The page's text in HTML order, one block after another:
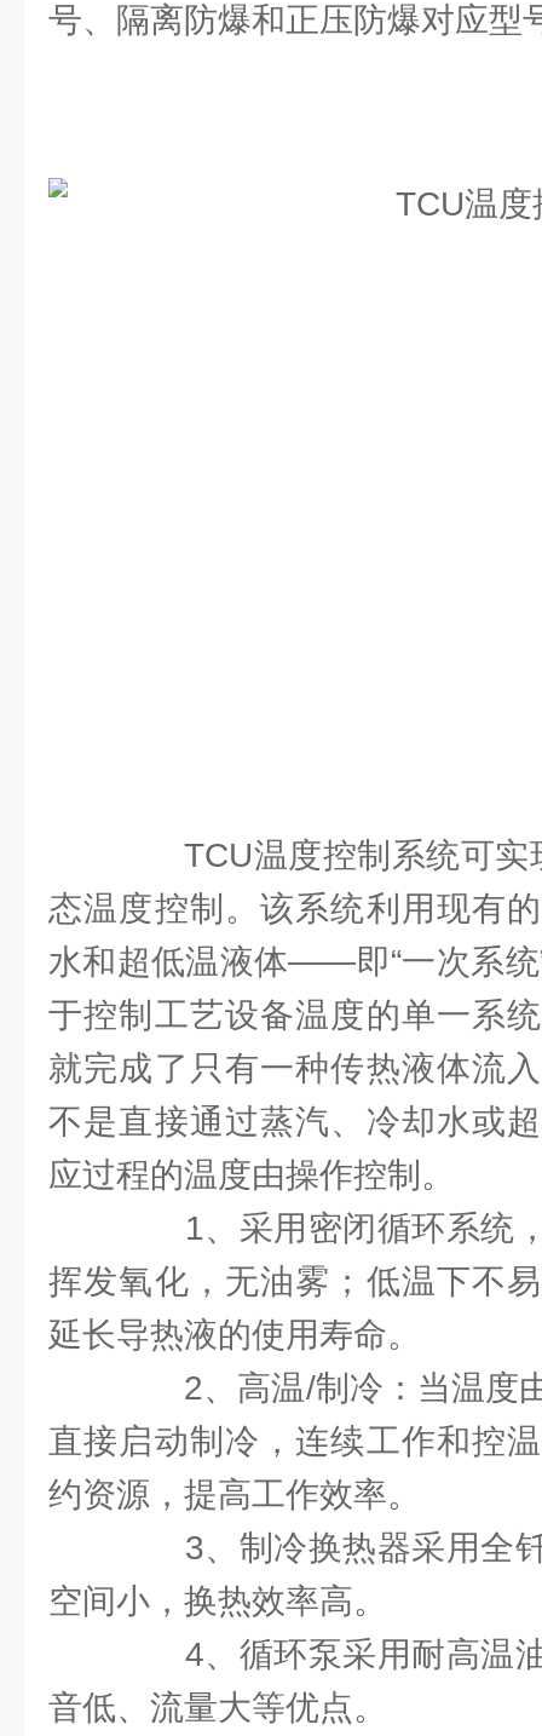
号、隔离防爆和正压防爆对应型
TCU温度控制系统可实
态温度控制。该系统利用现有
水和超低温液体——即“一次系统
于控制工艺设备温度的单一系
就完成了只有一种传热液体流
不是直接通过蒸汽、冷却水或
应过程的温度由操作控制。
1、采用密闭循环系统，
挥发氧化，无油雾；低温下不
延长导热液的使用寿命。
2、高温/制冷：当温度
直接启动制冷，连续工作和控
约资源，提高工作效率。
3、制冷换热器采用全钎
空间小，换热效率高。
4、循环泵采用耐高温油
音低、流量大等优点。